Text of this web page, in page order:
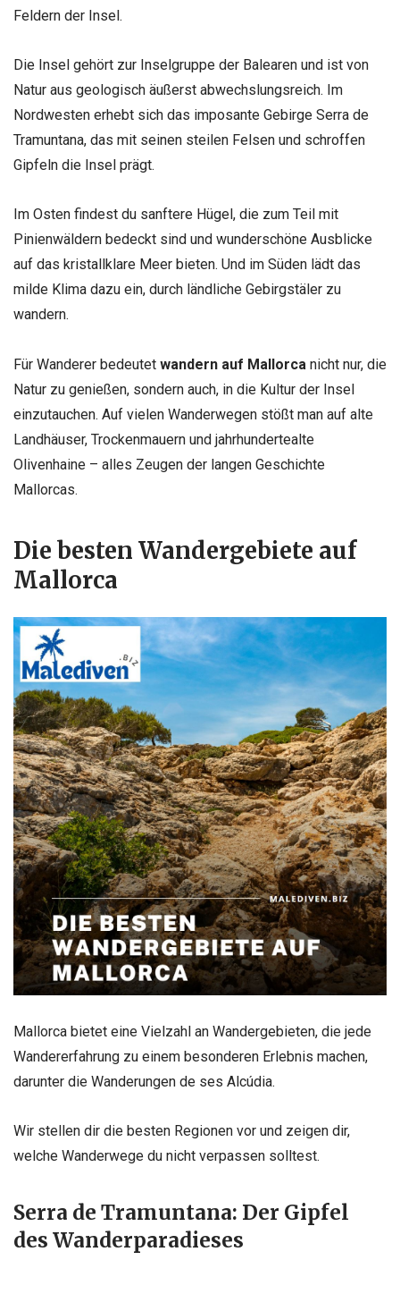
Feldern der Insel.
Die Insel gehört zur Inselgruppe der Balearen und ist von
Natur aus geologisch äußerst abwechslungsreich. Im
Nordwesten erhebt sich das imposante Gebirge Serra de
Tramuntana, das mit seinen steilen Felsen und schroffen
Gipfeln die Insel prägt.
Im Osten findest du sanftere Hügel, die zum Teil mit
Pinienwäldern bedeckt sind und wunderschöne Ausblicke
auf das kristallklare Meer bieten. Und im Süden lädt das
milde Klima dazu ein, durch ländliche Gebirgstäler zu
wandern.
Für Wanderer bedeutet wandern auf Mallorca nicht nur, die
Natur zu genießen, sondern auch, in die Kultur der Insel
einzutauchen. Auf vielen Wanderwegen stößt man auf alte
Landhäuser, Trockenmauern und jahrhundertealte
Olivenhaine – alles Zeugen der langen Geschichte
Mallorcas.
Die besten Wandergebiete auf
Mallorca
Mallorca bietet eine Vielzahl an Wandergebieten, die jede
Wandererfahrung zu einem besonderen Erlebnis machen,
darunter die Wanderungen de ses Alcúdia.
Wir stellen dir die besten Regionen vor und zeigen dir,
welche Wanderwege du nicht verpassen solltest.
Serra de Tramuntana: Der Gipfel
des Wanderparadieses